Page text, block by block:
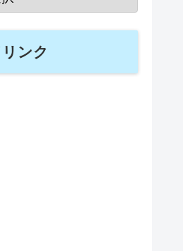
ンク